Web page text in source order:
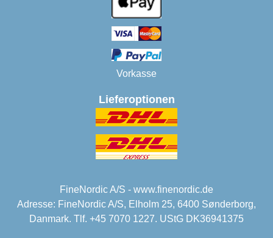
Vorkasse
Lieferoptionen
FineNordic A/S - www.finenordic.de
Adresse: FineNordic A/S, Elholm 25, 6400 Sønderborg,
Danmark. Tlf. +45 7070 1227. UStG DK36941375